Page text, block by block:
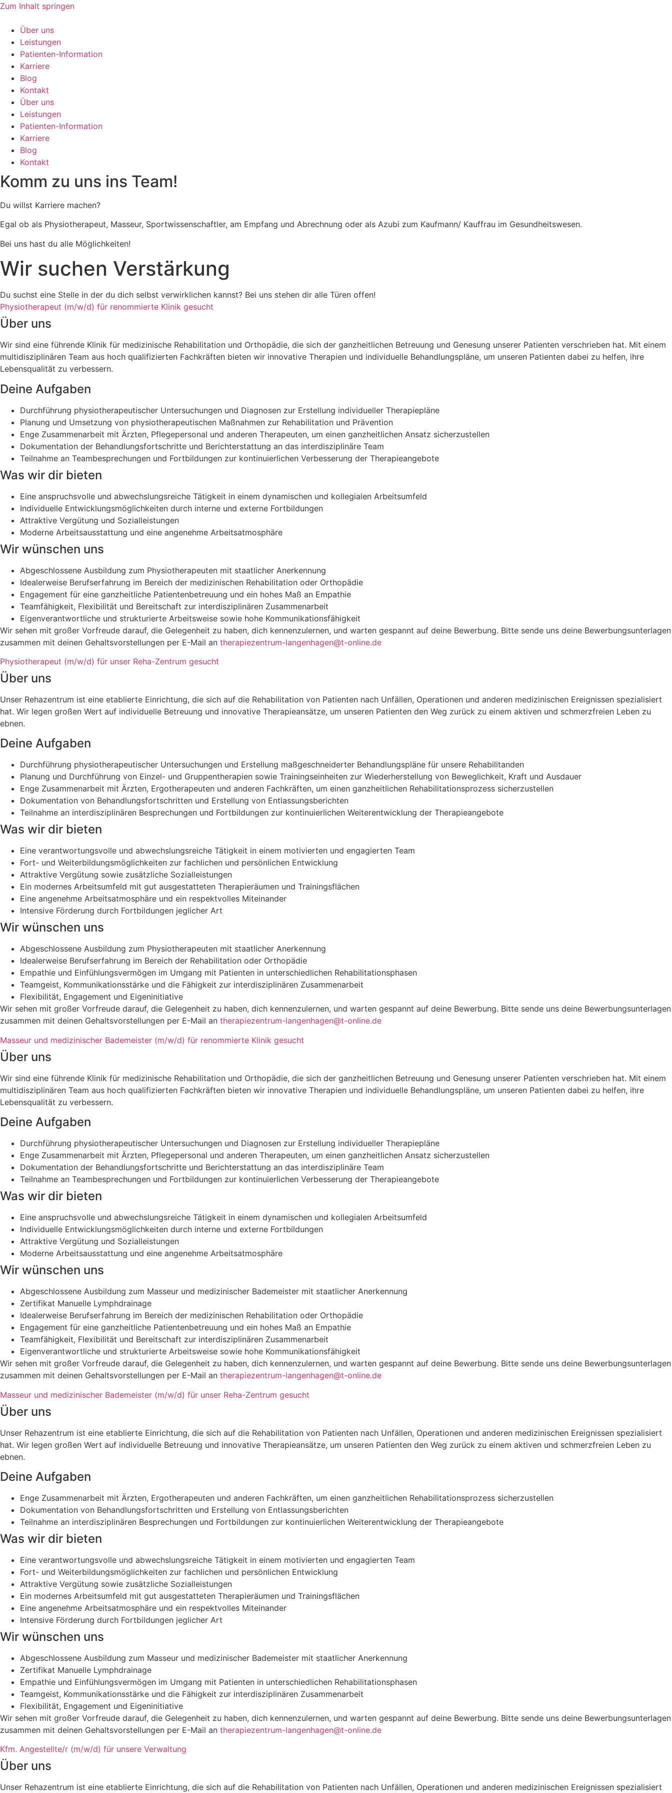
Zum Inhalt springen
Über uns
Leistungen
Patienten-Information
Karriere
Blog
Kontakt
Über uns
Leistungen
Patienten-Information
Karriere
Blog
Kontakt
Komm zu uns ins Team!
Du willst Karriere machen?
Egal ob als Physiotherapeut, Masseur, Sportwissenschaftler, am Empfang und Abrechnung oder als Azubi zum Kaufmann/ Kauffrau im Gesundheitswesen.
Bei uns hast du alle Möglichkeiten!
Wir suchen Verstärkung
Du suchst eine Stelle in der du dich selbst verwirklichen kannst? Bei uns stehen dir alle Türen offen!
Physiotherapeut (m/w/d) für renommierte Klinik gesucht
Über uns
Wir sind eine führende Klinik für medizinische Rehabilitation und Orthopädie, die sich der ganzheitlichen Betreuung und Genesung unserer Patienten verschrieben hat. Mit einem
multidisziplinären Team aus hoch qualifizierten Fachkräften bieten wir innovative Therapien und individuelle Behandlungspläne, um unseren Patienten dabei zu helfen, ihre
Lebensqualität zu verbessern.
Deine Aufgaben
Durchführung physiotherapeutischer Untersuchungen und Diagnosen zur Erstellung individueller Therapiepläne
Planung und Umsetzung von physiotherapeutischen Maßnahmen zur Rehabilitation und Prävention
Enge Zusammenarbeit mit Ärzten, Pflegepersonal und anderen Therapeuten, um einen ganzheitlichen Ansatz sicherzustellen
Dokumentation der Behandlungsfortschritte und Berichterstattung an das interdisziplinäre Team
Teilnahme an Teambesprechungen und Fortbildungen zur kontinuierlichen Verbesserung der Therapieangebote
Was wir dir bieten
Eine anspruchsvolle und abwechslungsreiche Tätigkeit in einem dynamischen und kollegialen Arbeitsumfeld
Individuelle Entwicklungsmöglichkeiten durch interne und externe Fortbildungen
Attraktive Vergütung und Sozialleistungen
Moderne Arbeitsausstattung und eine angenehme Arbeitsatmosphäre
Wir wünschen uns
Abgeschlossene Ausbildung zum Physiotherapeuten mit staatlicher Anerkennung
Idealerweise Berufserfahrung im Bereich der medizinischen Rehabilitation oder Orthopädie
Engagement für eine ganzheitliche Patientenbetreuung und ein hohes Maß an Empathie
Teamfähigkeit, Flexibilität und Bereitschaft zur interdisziplinären Zusammenarbeit
Eigenverantwortliche und strukturierte Arbeitsweise sowie hohe Kommunikationsfähigkeit
Wir sehen mit großer Vorfreude darauf, die Gelegenheit zu haben, dich kennenzulernen, und warten gespannt auf deine Bewerbung. Bitte sende uns deine Bewerbungsunterlagen
zusammen mit deinen Gehaltsvorstellungen per E-Mail an therapiezentrum-langenhagen@t-online.de
Physiotherapeut (m/w/d) für unser Reha-Zentrum gesucht
Über uns
Unser Rehazentrum ist eine etablierte Einrichtung, die sich auf die Rehabilitation von Patienten nach Unfällen, Operationen und anderen medizinischen Ereignissen spezialisiert
hat. Wir legen großen Wert auf individuelle Betreuung und innovative Therapieansätze, um unseren Patienten den Weg zurück zu einem aktiven und schmerzfreien Leben zu
ebnen.
Deine Aufgaben
Durchführung physiotherapeutischer Untersuchungen und Erstellung maßgeschneiderter Behandlungspläne für unsere Rehabilitanden
Planung und Durchführung von Einzel- und Gruppentherapien sowie Trainingseinheiten zur Wiederherstellung von Beweglichkeit, Kraft und Ausdauer
Enge Zusammenarbeit mit Ärzten, Ergotherapeuten und anderen Fachkräften, um einen ganzheitlichen Rehabilitationsprozess sicherzustellen
Dokumentation von Behandlungsfortschritten und Erstellung von Entlassungsberichten
Teilnahme an interdisziplinären Besprechungen und Fortbildungen zur kontinuierlichen Weiterentwicklung der Therapieangebote
Was wir dir bieten
Eine verantwortungsvolle und abwechslungsreiche Tätigkeit in einem motivierten und engagierten Team
Fort- und Weiterbildungsmöglichkeiten zur fachlichen und persönlichen Entwicklung
Attraktive Vergütung sowie zusätzliche Sozialleistungen
Ein modernes Arbeitsumfeld mit gut ausgestatteten Therapieräumen und Trainingsflächen
Eine angenehme Arbeitsatmosphäre und ein respektvolles Miteinander
Intensive Förderung durch Fortbildungen jeglicher Art
Wir wünschen uns
Abgeschlossene Ausbildung zum Physiotherapeuten mit staatlicher Anerkennung
Idealerweise Berufserfahrung im Bereich der Rehabilitation oder Orthopädie
Empathie und Einfühlungsvermögen im Umgang mit Patienten in unterschiedlichen Rehabilitationsphasen
Teamgeist, Kommunikationsstärke und die Fähigkeit zur interdisziplinären Zusammenarbeit
Flexibilität, Engagement und Eigeninitiative
Wir sehen mit großer Vorfreude darauf, die Gelegenheit zu haben, dich kennenzulernen, und warten gespannt auf deine Bewerbung. Bitte sende uns deine Bewerbungsunterlagen
zusammen mit deinen Gehaltsvorstellungen per E-Mail an therapiezentrum-langenhagen@t-online.de
Masseur und medizinischer Bademeister (m/w/d) für renommierte Klinik gesucht
Über uns
Wir sind eine führende Klinik für medizinische Rehabilitation und Orthopädie, die sich der ganzheitlichen Betreuung und Genesung unserer Patienten verschrieben hat. Mit einem
multidisziplinären Team aus hoch qualifizierten Fachkräften bieten wir innovative Therapien und individuelle Behandlungspläne, um unseren Patienten dabei zu helfen, ihre
Lebensqualität zu verbessern.
Deine Aufgaben
Durchführung physiotherapeutischer Untersuchungen und Diagnosen zur Erstellung individueller Therapiepläne
Enge Zusammenarbeit mit Ärzten, Pflegepersonal und anderen Therapeuten, um einen ganzheitlichen Ansatz sicherzustellen
Dokumentation der Behandlungsfortschritte und Berichterstattung an das interdisziplinäre Team
Teilnahme an Teambesprechungen und Fortbildungen zur kontinuierlichen Verbesserung der Therapieangebote
Was wir dir bieten
Eine anspruchsvolle und abwechslungsreiche Tätigkeit in einem dynamischen und kollegialen Arbeitsumfeld
Individuelle Entwicklungsmöglichkeiten durch interne und externe Fortbildungen
Attraktive Vergütung und Sozialleistungen
Moderne Arbeitsausstattung und eine angenehme Arbeitsatmosphäre
Wir wünschen uns
Abgeschlossene Ausbildung zum Masseur und medizinischer Bademeister mit staatlicher Anerkennung
Zertifikat Manuelle Lymphdrainage
Idealerweise Berufserfahrung im Bereich der medizinischen Rehabilitation oder Orthopädie
Engagement für eine ganzheitliche Patientenbetreuung und ein hohes Maß an Empathie
Teamfähigkeit, Flexibilität und Bereitschaft zur interdisziplinären Zusammenarbeit
Eigenverantwortliche und strukturierte Arbeitsweise sowie hohe Kommunikationsfähigkeit
Wir sehen mit großer Vorfreude darauf, die Gelegenheit zu haben, dich kennenzulernen, und warten gespannt auf deine Bewerbung. Bitte sende uns deine Bewerbungsunterlagen
zusammen mit deinen Gehaltsvorstellungen per E-Mail an therapiezentrum-langenhagen@t-online.de
Masseur und medizinischer Bademeister (m/w/d) für unser Reha-Zentrum gesucht
Über uns
Unser Rehazentrum ist eine etablierte Einrichtung, die sich auf die Rehabilitation von Patienten nach Unfällen, Operationen und anderen medizinischen Ereignissen spezialisiert
hat. Wir legen großen Wert auf individuelle Betreuung und innovative Therapieansätze, um unseren Patienten den Weg zurück zu einem aktiven und schmerzfreien Leben zu
ebnen.
Deine Aufgaben
Enge Zusammenarbeit mit Ärzten, Ergotherapeuten und anderen Fachkräften, um einen ganzheitlichen Rehabilitationsprozess sicherzustellen
Dokumentation von Behandlungsfortschritten und Erstellung von Entlassungsberichten
Teilnahme an interdisziplinären Besprechungen und Fortbildungen zur kontinuierlichen Weiterentwicklung der Therapieangebote
Was wir dir bieten
Eine verantwortungsvolle und abwechslungsreiche Tätigkeit in einem motivierten und engagierten Team
Fort- und Weiterbildungsmöglichkeiten zur fachlichen und persönlichen Entwicklung
Attraktive Vergütung sowie zusätzliche Sozialleistungen
Ein modernes Arbeitsumfeld mit gut ausgestatteten Therapieräumen und Trainingsflächen
Eine angenehme Arbeitsatmosphäre und ein respektvolles Miteinander
Intensive Förderung durch Fortbildungen jeglicher Art
Wir wünschen uns
Abgeschlossene Ausbildung zum Masseur und medizinischer Bademeister mit staatlicher Anerkennung
Zertifikat Manuelle Lymphdrainage
Empathie und Einfühlungsvermögen im Umgang mit Patienten in unterschiedlichen Rehabilitationsphasen
Teamgeist, Kommunikationsstärke und die Fähigkeit zur interdisziplinären Zusammenarbeit
Flexibilität, Engagement und Eigeninitiative
Wir sehen mit großer Vorfreude darauf, die Gelegenheit zu haben, dich kennenzulernen, und warten gespannt auf deine Bewerbung. Bitte sende uns deine Bewerbungsunterlagen
zusammen mit deinen Gehaltsvorstellungen per E-Mail an therapiezentrum-langenhagen@t-online.de
Kfm. Angestellte/r (m/w/d) für unsere Verwaltung
Über uns
Unser Rehazentrum ist eine etablierte Einrichtung, die sich auf die Rehabilitation von Patienten nach Unfällen, Operationen und anderen medizinischen Ereignissen spezialisiert